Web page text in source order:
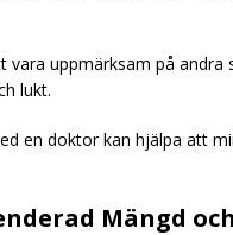
vara uppmärksam på
lukt.
en doktor kan hjälpa att
Mängd